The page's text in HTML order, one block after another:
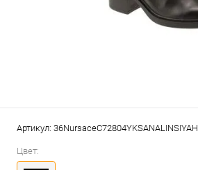
Артикул: 36NursaceC72804YKSANALINSIYAH
Цвет: